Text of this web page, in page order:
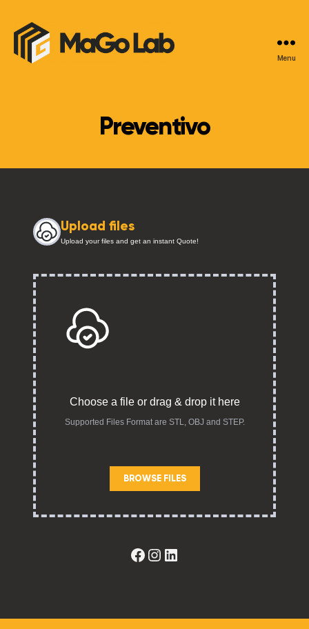
Menu
Preventivo
Upload files
Upload your files and get an instant Quote!
Choose a file or drag & drop it here
Supported Files Format are STL, OBJ and STEP.
BROWSE FILES
Facebook
Instagram
LinkedIn